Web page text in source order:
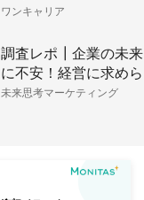
コツ
ワンキャリア
調査レポ┃企業の未来
に不安！経営に求めら
れるビジョン策定と戦
未来思考マーケティング